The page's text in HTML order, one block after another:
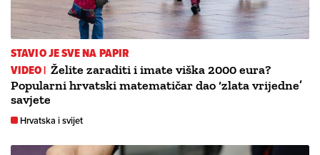
STAVIO JE SVE NA PAPIR
VIDEO | Želite zaraditi i imate viška 2000 eura?
Popularni hrvatski matematičar dao ‘zlata vrijedne’
savjete
Hrvatska i svijet